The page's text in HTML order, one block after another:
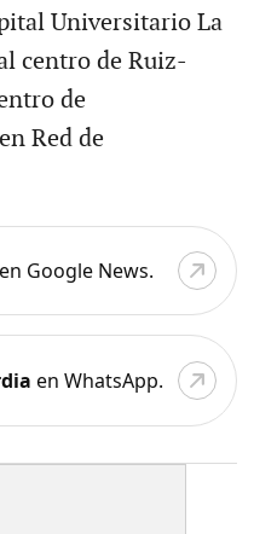
Universitario La
centro de Ruiz-
de
Red de
en Google News.
en WhatsApp.